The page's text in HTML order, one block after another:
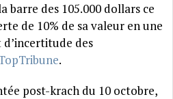
barre des 105.000 dollars ce
de 10% de sa valeur en une
d’incertitude des
.
post-krach du 10 octobre,